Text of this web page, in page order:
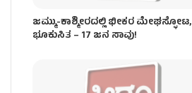
ಜಮ್ಮು-ಕಾಶ್ಮೀರದಲ್ಲಿ ಭೀಕರ ಮೇಘಸ್ಫೋಟ,
ಭೂಕುಸಿತ – 17 ಜನ ಸಾವು!